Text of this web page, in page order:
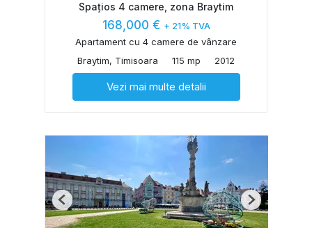
Spațios 4 camere, zona Braytim
168,000 € + 21% TVA
Apartament cu 4 camere de vânzare
Braytim, Timisoara
115 mp 2012
Vezi mai multe detalii
Previous Next